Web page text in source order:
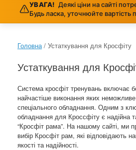
УВАГА! Деякі ціни на сайті
Будь ласка, уточнюйте вартість
Головна/ Устаткування для Кросфіту
Устаткування для
Система кросфіт тренувань включає
найчастіше виконання яких неможливе
спеціального обладнання. Одним з
обладнання для Кроссфіту є надійна
“Кросфіт рама”. На нашому сайті, ми
вибір Кросфіт рам, які відповідають
якості та надійності.